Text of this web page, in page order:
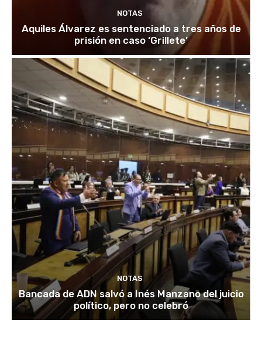
NOTAS
Aquiles Álvarez es sentenciado a tres años de
prisión en caso ‘Grillete’
NOTAS
Bancada de ADN salvó a Inés Manzano del juicio
político, pero no celebró